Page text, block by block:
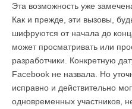
Эта возможность уже
Как и прежде, эти вызовы,
шифруются от начала до
может просматривать или
разработчики. Конкретную
Facebook не назвала. Но
исправно и действительно
одновременных участников,